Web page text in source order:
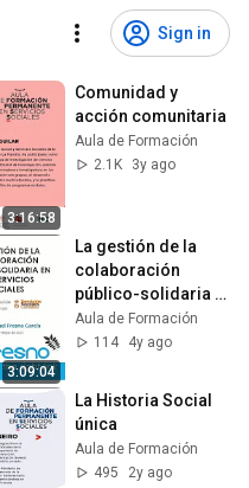
Sign in
3:16:58
Comunidad y
acción comunitaria
Aula de Formación
2.1K
3y ago
3:09:04
La gestión de la
colaboración
público-solidaria
en los Servicios
Sociales
Aula de Formación
114
4y ago
La Historia Social
única
Aula de Formación
495
2y ago